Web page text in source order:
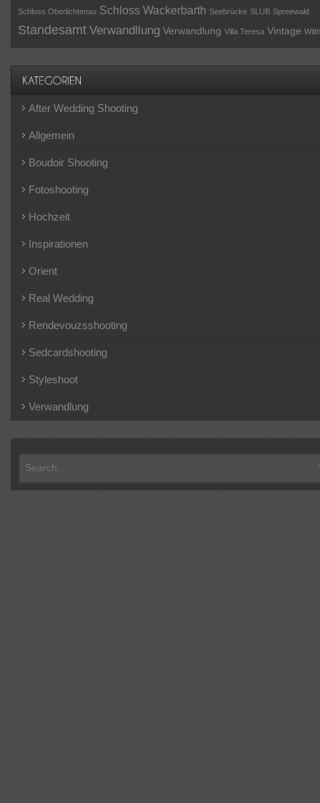
Schloss Oberlichtenau Schloss Wackerbarth Seebrücke SLUB Spreewald
Standesamt Verwandllung Verwandlung Villa Teresa Vintage
After Wedding Shooting
Allgemein
Boudoir Shooting
Fotoshooting
Hochzeit
Inspirationen
Orient
Real Wedding
Rendevouzsshooting
Sedcardshooting
Styleshoot
Verwandlung